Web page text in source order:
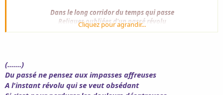
Dans le long corridor du temps qui passe
Reliques oubliées d'un passé révolu
Les portes dérobées nous révèlent l'impasse
Ces chimères __ fantômes emmurés __ nous hantent
Elles crient __ condamnées __ à l'oreille d'un sourd
Déchainent aveuglées __ les peurs __ les épouvantes
Cliquez pour agrandir...
(.......)
Du passé ne pensez aux impasses affreuses
A l'instant révolu qui se veut obsédant